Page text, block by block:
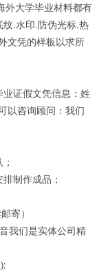
大学毕业材料都有
.水印.防伪光标.热
文凭的样板以求所
证假文凭信息：姓
以咨询顾问：我们
制作成品；
寄）
们是实体公司精